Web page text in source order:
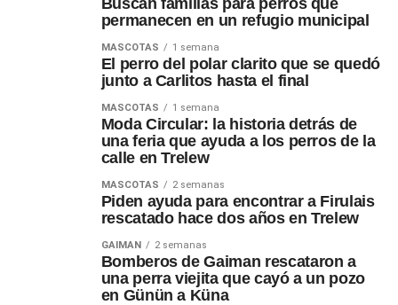
permanecen en un refugio municipal
MASCOTAS 1 semana
El perro del polar clarito que se quedó
junto a Carlitos hasta el final
MASCOTAS 1 semana
Moda Circular: la historia detrás de
una feria que ayuda a los perros de la
calle en Trelew
MASCOTAS 2 semanas
Piden ayuda para encontrar a Firulais
rescatado hace dos años en Trelew
GAIMAN 2 semanas
Bomberos de Gaiman rescataron a
una perra viejita que cayó a un pozo
en Günün a Küna